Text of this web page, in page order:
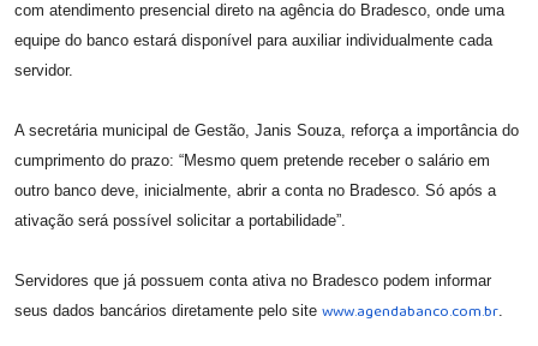
com atendimento presencial direto na agência do Bradesco, onde uma
equipe do banco estará disponível para auxiliar individualmente cada
servidor.
A secretária municipal de Gestão, Janis Souza, reforça a importância do
cumprimento do prazo: “Mesmo quem pretende receber o salário em
outro banco deve, inicialmente, abrir a conta no Bradesco. Só após a
ativação será possível solicitar a portabilidade”.
Servidores que já possuem conta ativa no Bradesco podem informar
seus dados bancários diretamente pelo site www.agendabanco.com.br.